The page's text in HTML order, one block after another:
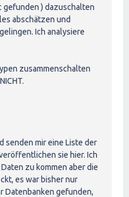
gefunden ) dazuschalten
abschätzen und
Ich analysiere
zusammenschalten
senden mir eine Liste der
sie hier. Ich
zu kommen aber die
es war bisher nur
Datenbanken gefunden,